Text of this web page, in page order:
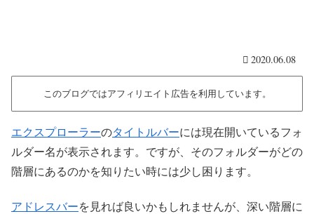
2020.06.08
このブログではアフィリエイト広告を利用しています。
エクスプローラーのタイトルバーには現在開いているフォ
ルダー名が表示されます。ですが、そのフォルダーがどの
階層にあるのかを知りたい時には少し困ります。
アドレスバーを見れば良いかもしれませんが、深い階層に